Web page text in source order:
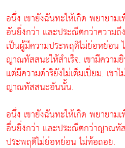
อนึ่ง เขายังฉันทะให้เกิด พยายาม
อันยิ่งกว่า และประณีตกว่าความ
เป็นผู้มีความประพฤติไม่ย่อหย่อน
ญาณทัสสนะให้สำเร็จ. เขามีควา
แต่มีความดำริยังไม่เต็มเปี่ยม. เข
ญาณทัสสนะอันนั้น.
อนึ่ง เขายังฉันทะให้เกิด พยายาม
อื่นยิ่งกว่า และประณีตกว่าญาณทั
ประพฤติไม่ย่อหย่อน ไม่ท้อถอย.